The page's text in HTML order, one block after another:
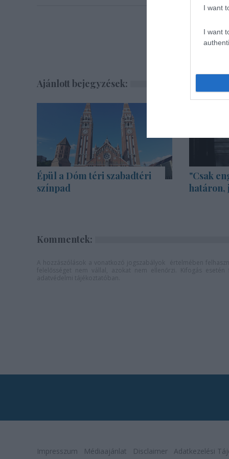
I want
I want
Ajánlott bejegyzések:
Épül a Dóm téri szabadtéri
színpad
"Csak
határon,
Kommentek:
Impresszum Médiaajánlat Disclaimer Adatkezelési